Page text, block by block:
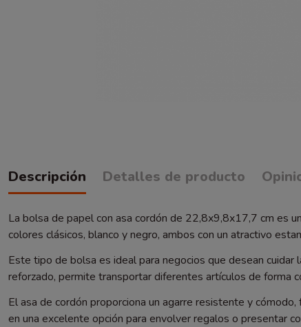
Descripción Detalles de producto
La bolsa de papel con asa cordón de 22,8x9,8x17,7 cm es
colores clásicos, blanco y negro, ambos con un atractivo
Este tipo de bolsa es ideal para negocios que desean
reforzado, permite transportar diferentes artículos de forma
El asa de cordón proporciona un agarre resistente y
en una excelente opción para envolver regalos o presentar